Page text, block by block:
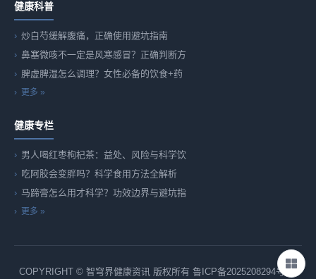
健康科普
炒白芍缓解腹痛，正确使用避坑指南
鼻塞微咳不一定是风寒感冒？正确判断方
脾虚脾湿怎么调理？女性必备的饮食+药
更多 »
健康专栏
男人喝红枣枸杞茶：益处、风险与科学饮
吃阿胶会变胖吗？科学食用方法全解析
马蹄膏怎么用才科学？功效边界与避坑指
更多 »
COPYRIGHT © 智穹界健康资讯 版权所有 鲁ICP备2025208294号-82